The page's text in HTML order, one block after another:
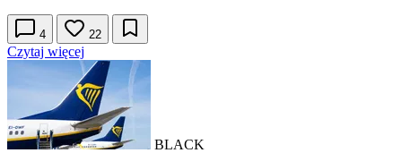
4 22
Czytaj więcej
BLACK